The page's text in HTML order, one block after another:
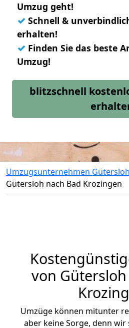
Umzug geht!
✓ Schnell &
erhalten!
✓ Finden Sie das beste
Umzug!
blitzschnell
Umzugsunternehmen Gütersloh
Gütersloh nach Bad Krozingen
von
Umzüge können mitunter
aber keine Sorge, denn wir